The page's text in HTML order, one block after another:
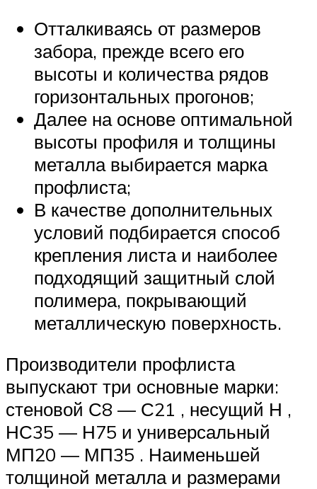
Отталкиваясь от размеров
забора, прежде всего его
высоты и количества рядов
горизонтальных прогонов;
Далее на основе оптимальной
высоты профиля и толщины
металла выбирается марка
профлиста;
В качестве дополнительных
условий подбирается способ
крепления листа и наиболее
подходящий защитный слой
полимера, покрывающий
металлическую поверхность.
Производители профлиста
выпускают три основные марки:
стеновой С8 — С21 , несущий Н ,
НС35 — Н75 и универсальный
МП20 — МП35 . Наименьшей
толщиной металла и размерами